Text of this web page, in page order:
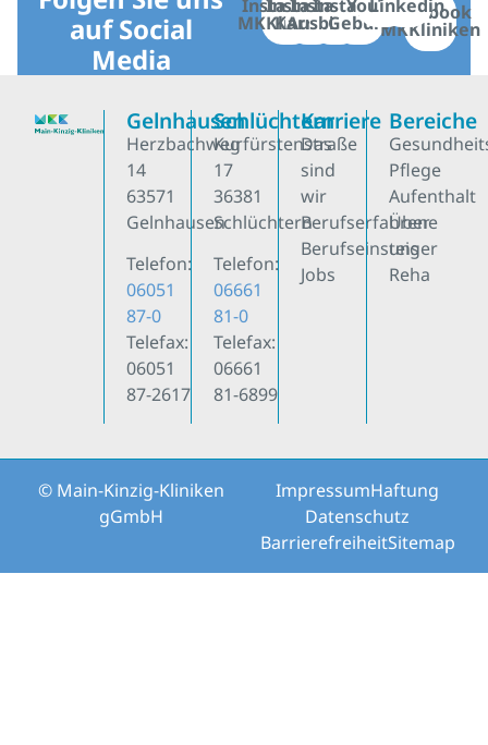
auf Social
Media
Instagram
MKKliniken
Instagram
Karriere
Instagram
Ausbildung
Instagram
GeburtFacebook
MKKliniken
YouTube
Linkedin
Gelnhausen
Herzbachweg
14
63571
Gelnhausen
Telefon:
06051
87-0
Telefax:
06051
87-2617
Schlüchtern
Kurfürstenstraße
17
36381
Schlüchtern
Telefon:
06661
81-0
Telefax:
06661
81-6899
Karriere
Das
sind
wir
Berufserfahrene
Berufseinsteiger
Jobs
Bereiche
Pflege
Aufenthalt
Über
uns
Reha
© Main-Kinzig-Kliniken
gGmbH
ImpressumHaftung
Datenschutz
BarrierefreiheitSitemap